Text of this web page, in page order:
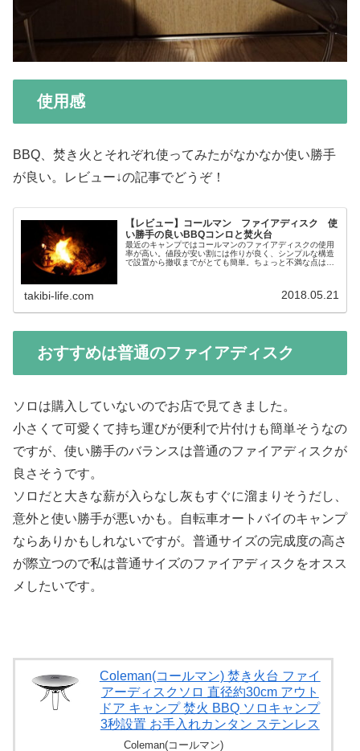
使用感
BBQ、焚き火とそれぞれ使ってみたがなかなか使い勝手
が良い。レビュー↓の記事でどうぞ！
【レビュー】コールマン ファイアディスク 使
い勝手の良いBBQコンロと焚火台
最近のキャンプではコールマンのファイアディスクの使用
率が高い。値段が安い割には作りが良く、シンプルな構造
で設置から撤収までがとても簡単。ちょっと不満な点はあ
takibi-life.com 2018.05.21
おすすめは普通のファイアディスク
ソロは購入していないのでお店で見てきました。
小さくて可愛くて持ち運びが便利で片付けも簡単そうなの
ですが、使い勝手のバランスは普通のファイアディスクが
良さそうです。
ソロだと大きな薪が入らなし灰もすぐに溜まりそうだし、
意外と使い勝手が悪いかも。自転車オートバイのキャンプ
ならありかもしれないですが。普通サイズの完成度の高さ
が際立つので私は普通サイズのファイアディスクをオスス
メしたいです。
Coleman(コールマン) 焚き火台 ファイ
アーディスクソロ 直径約30cm アウト
ドア キャンプ 焚火 BBQ ソロキャンプ
3秒設置 お手入れカンタン ステンレス
Coleman(コールマン)